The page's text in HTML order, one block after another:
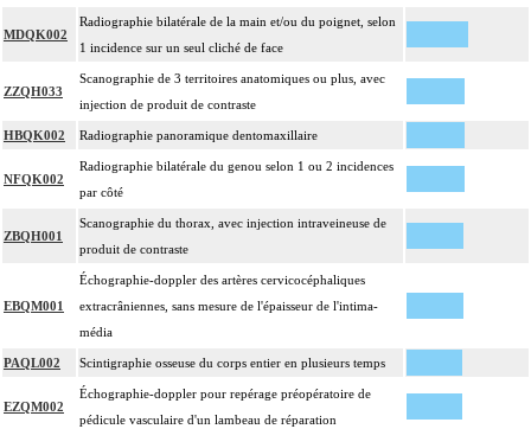
MDQK002
Radiographie bilatérale de la main et/ou du poignet, selon
1 incidence sur un seul cliché de face
ZZQH033
Scanographie de 3 territoires anatomiques ou plus, avec
injection de produit de contraste
HBQK002 Radiographie panoramique dentomaxillaire
NFQK002
Radiographie bilatérale du genou selon 1 ou 2 incidences
par côté
ZBQH001
Scanographie du thorax, avec injection intraveineuse de
produit de contraste
EBQM001
Échographie-doppler des artères cervicocéphaliques
extracrâniennes, sans mesure de l'épaisseur de l'intima-
média
PAQL002 Scintigraphie osseuse du corps entier en plusieurs temps
EZQM002
Échographie-doppler pour repérage préopératoire de
pédicule vasculaire d'un lambeau de réparation